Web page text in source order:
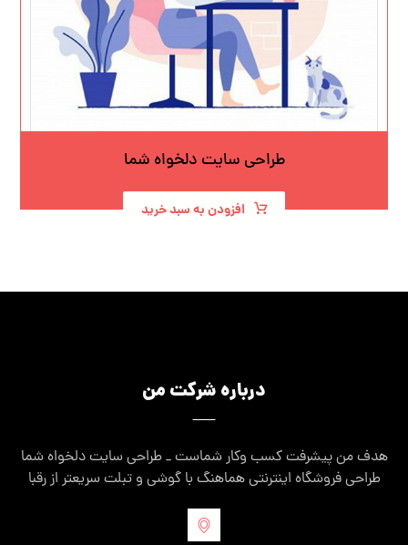
طراحی سایت دلخواه شما
افزودن به سبد خرید
درباره شرکت من
هدف من پیشرفت کسب وکار شماست _ طراحی سایت دلخواه شما
طراحی فروشگاه اینترنتی هماهنگ با گوشی و تبلت سریعتر از رقبا